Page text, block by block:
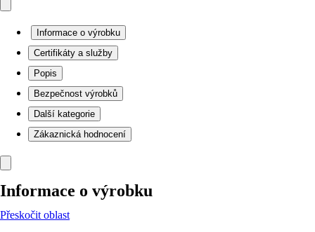
Informace o výrobku
Certifikáty a služby
Popis
Bezpečnost výrobků
Další kategorie
Zákaznická hodnocení
Informace o výrobku
Přeskočit oblast